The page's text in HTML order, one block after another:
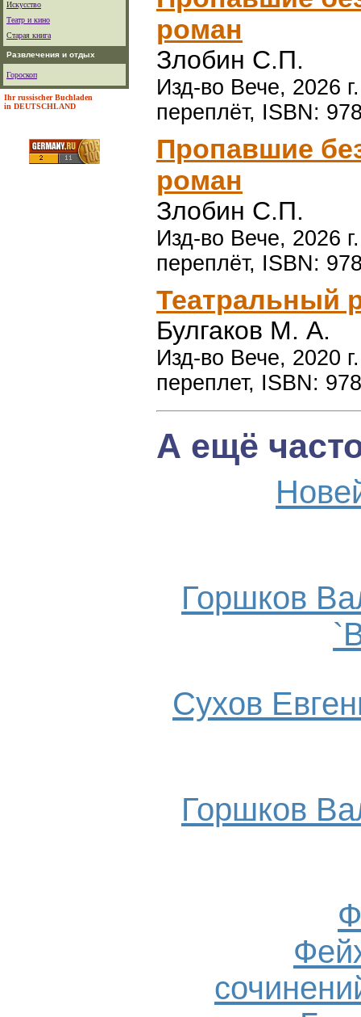
Искусство
Театр и кино
Старая книга
Развлечения и отдых
Гороскоп
Ihr russischer Buchladen
in DEUTSCHLAND
роман
Злобин С.П.
Изд-во Вече, 2026
переплёт, ISBN:
Пропавшие
роман
Злобин С.П.
Изд-во Вече, 2026
переплёт, ISBN:
Театральный
Булгаков М. А.
Изд-во Вече, 2020
переплет, ISBN:
А ещё
Горшков
Сухов
Горшков